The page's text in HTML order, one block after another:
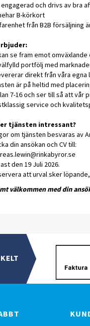
engagerad och drivs av bra
B-körkort
från B2B försäljning
se fram emot
portfölj med
direkt från våra egna
är på heltid med
7-16 och ser till så att vår
service och
tjänsten intressant?
om tjänsten besvaras av
din ansökan och CV till:
den 19 Juli 2026.
att urval sker
välkommen med din